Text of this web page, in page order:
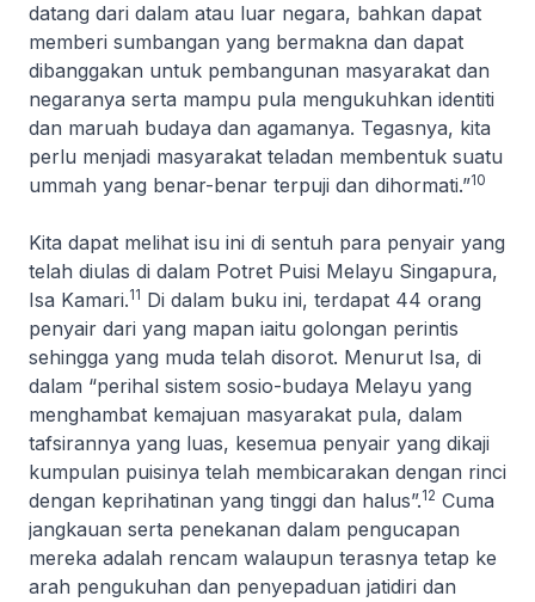
datang dari dalam atau luar negara, bahkan dapat
memberi sumbangan yang bermakna dan dapat
dibanggakan untuk pembangunan masyarakat dan
negaranya serta mampu pula mengukuhkan identiti
dan maruah budaya dan agamanya. Tegasnya, kita
perlu menjadi masyarakat teladan membentuk suatu
ummah yang benar-benar terpuji dan dihormati.”10
Kita dapat melihat isu ini di sentuh para penyair yang
telah diulas di dalam Potret Puisi Melayu Singapura,
Isa Kamari.11 Di dalam buku ini, terdapat 44 orang
penyair dari yang mapan iaitu golongan perintis
sehingga yang muda telah disorot. Menurut Isa, di
dalam “perihal sistem sosio-budaya Melayu yang
menghambat kemajuan masyarakat pula, dalam
tafsirannya yang luas, kesemua penyair yang dikaji
kumpulan puisinya telah membicarakan dengan rinci
dengan keprihatinan yang tinggi dan halus”.12 Cuma
jangkauan serta penekanan dalam pengucapan
mereka adalah rencam walaupun terasnya tetap ke
arah pengukuhan dan penyepaduan jatidiri dan